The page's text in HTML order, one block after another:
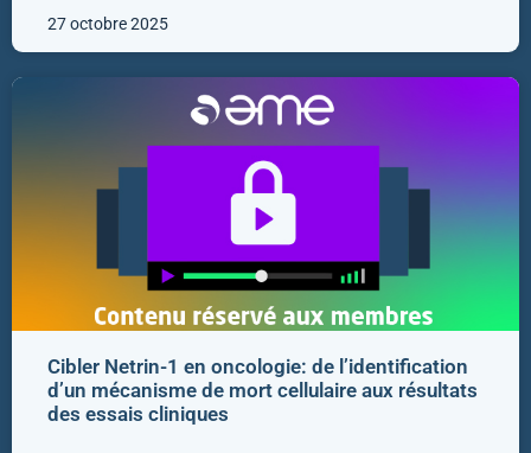
27 octobre 2025
Cibler Netrin-1 en oncologie: de l’identification
d’un mécanisme de mort cellulaire aux résultats
des essais cliniques